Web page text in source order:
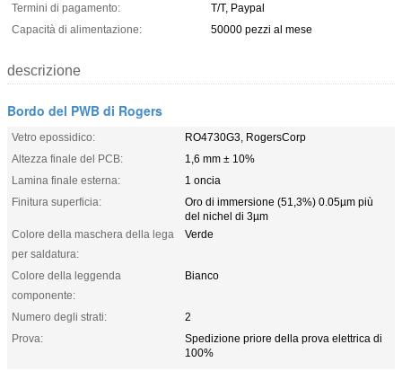
Termini di pagamento:
T/T, Paypal
Capacità di alimentazione:
50000 pezzi al mese
descrizione
Bordo del PWB di Rogers
Vetro epossidico:
RO4730G3, RogersCorp
Altezza finale del PCB:
1,6 mm ± 10%
Lamina finale esterna:
1 oncia
Finitura superficia:
Oro di immersione (51,3%) 0.05µm più
del nichel di 3µm
Colore della maschera della lega
per saldatura:
Verde
Colore della leggenda
componente:
Bianco
Numero degli strati:
2
Prova:
Spedizione priore della prova elettrica di
100%